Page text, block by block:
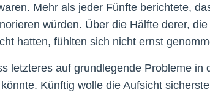
Mehr als jeder Fünfte berichtete,
würden. Über die Hälfte derer,
hatten, fühlten sich nicht ernst
letzteres auf grundlegende Probleme in
Künftig wolle die Aufsicht